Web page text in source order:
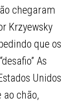
chegaram
Krzyewsky
que os
As
Unidos
chão,